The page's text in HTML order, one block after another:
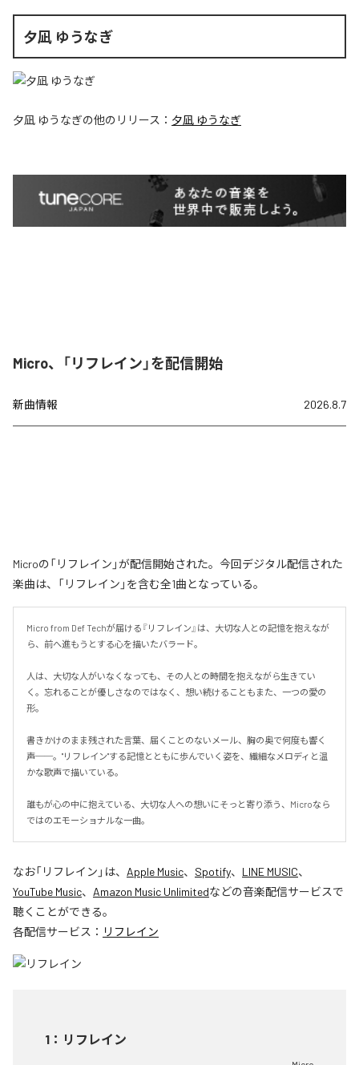
夕凪 ゆうなぎ
夕凪 ゆうなぎの他のリリース： 夕凪 ゆうなぎ
Micro、「リフレイン」を配信開始
新曲情報 2026.8.7
Microの「リフレイン」が配信開始された。今回デジタル配信された
楽曲は、「リフレイン」を含む全1曲となっている。
Micro from Def Techが届ける『リフレイン』は、大切な人との記憶を抱えなが
ら、前へ進もうとする心を描いたバラード。
人は、大切な人がいなくなっても、その人との時間を抱えながら生きてい
く。忘れることが優しさなのではなく、想い続けることもまた、一つの愛の
形。
書きかけのまま残された言葉、届くことのないメール、胸の奥で何度も響く
声──。"リフレイン"する記憶とともに歩んでいく姿を、繊細なメロディと温
かな歌声で描いている。
誰もが心の中に抱えている、大切な人への想いにそっと寄り添う、Microなら
ではのエモーショナルな一曲。
なお「リフレイン 」は、 Apple Music、 Spotify、 LINE MUSIC、
YouTube Music、 Amazon Music Unlimitedなどの音楽配信サービスで
聴くことができる。
各配信サービス： リフレイン
1 ： リフレイン